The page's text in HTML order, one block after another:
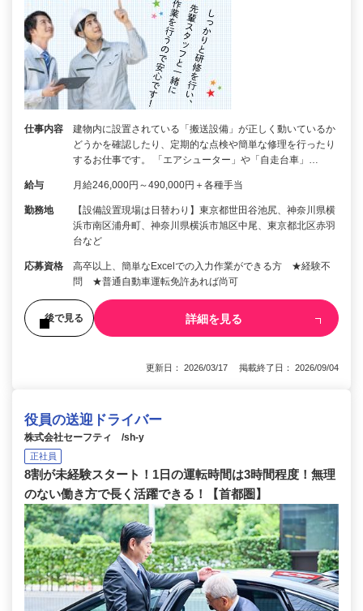
仕事内容
建物内に設置されている「搬送設備」が正しく動いているか
どうかを確認したり、定期的な点検や簡単な修理を行ったり
するお仕事です。 「エアシューター」や「自走台車」…
給与 月給246,000円～490,000円＋各種手当
勤務地
【設備設置現場は日替わり】東京都世田谷池尻、神奈川県横
浜市南区浦舟町、神奈川県横浜市旭区中尾、東京都北区赤羽
台など
応募資格
高卒以上、簡単なExcelでの入力作業ができる方 ★経験不
問 ★普通自動車運転免許あれば尚可
後で見る 詳細を見る
更新日： 2026/03/17 掲載終了日： 2026/09/04
役員の送迎ドライバー
株式会社セーフティ /sh-y
正社員
8割が未経験スタート！1日の運転時間は3時間程度！無理
のない働き方で長く活躍できる！【首都圏】